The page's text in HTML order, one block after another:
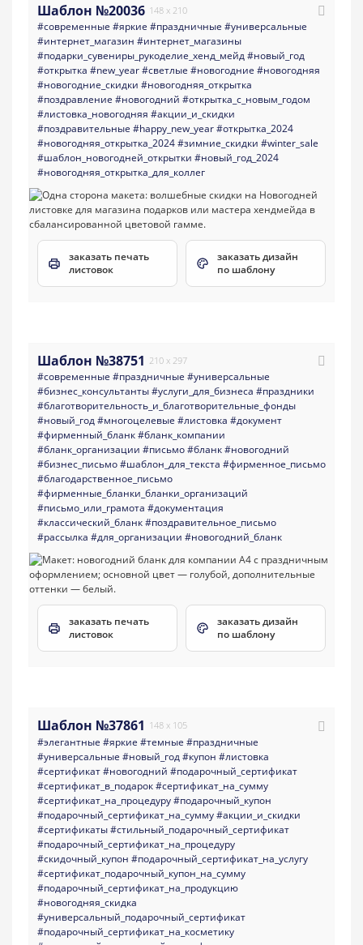
Шаблон №20036 148 x 210
#современные #яркие #праздничные #универсальные
#интернет_магазин #интернет_магазины
#подарки_сувениры_рукоделие_хенд_мейд#новый_год
#открытка #new_year#светлые #новогодние #новогодняя
#новогодние_скидки #новогодняя_открытка
#поздравление #новогодний #открытка_с_новым_годом
#листовка_новогодняя #акции_и_скидки
#поздравительные #happy_new_year#открытка_2024
#новогодняя_открытка_2024#зимние_скидки #winter_sale
#шаблон_новогодней_открытки #новый_год_2024
#новогодняя_открытка_для_коллег
заказать печать
листовок
заказать дизайн
по шаблону
Шаблон №38751 210 x 297
#современные #праздничные #универсальные
#бизнес_консультанты#услуги_для_бизнеса #праздники
#благотворительность_и_благотворительные_фонды
#новый_год#многоцелевые #листовка #документ
#фирменный_бланк#бланк_компании
#бланк_организации #письмо#бланк#новогодний
#бизнес_письмо#шаблон_для_текста #фирменное_письмо
#благодарственное_письмо
#фирменные_бланки_бланки_организаций
#письмо_или_грамота #документация
#классический_бланк#поздравительное_письмо
#рассылка #для_организации #новогодний_бланк
заказать печать
листовок
заказать дизайн
по шаблону
Шаблон №37861 148 x 105
#элегантные #яркие #темные #праздничные
#универсальные #новый_год#купон #листовка
#сертификат#новогодний #подарочный_сертификат
#сертификат_в_подарок#сертификат_на_сумму
#сертификат_на_процедуру#подарочный_купон
#подарочный_сертификат_на_сумму#акции_и_скидки
#сертификаты#стильный_подарочный_сертификат
#подарочный_сертификат_на_процедуру
#скидочный_купон #подарочный_сертификат_на_услугу
#сертификат_подарочный_купон_на_сумму
#подарочный_сертификат_на_продукцию
#новогодняя_скидка
#универсальный_подарочный_сертификат
#подарочный_сертификат_на_косметику